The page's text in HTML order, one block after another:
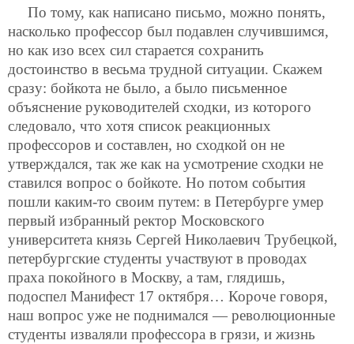
По тому, как написано письмо, можно понять,
насколько профессор был подавлен случившимся,
но как изо всех сил старается сохранить
достоинство в весьма трудной ситуации. Скажем
сразу: бойкота не было, а было письменное
объяснение руководителей сходки, из которого
следовало, что хотя список реакционных
профессоров и составлен, но сходкой он не
утверждался, так же как на усмотрение сходки не
ставился вопрос о бойкоте. Но потом события
пошли каким-то своим путем: в Петербурге умер
первый избранный ректор Московского
университета князь Сергей Николаевич Трубецкой,
петербургские студенты участвуют в проводах
праха покойного в Москву, а там, глядишь,
подоспел Манифест 17 октября… Короче говоря,
наш вопрос уже не поднимался — революционные
студенты изваляли профессора в грязи, и жизнь